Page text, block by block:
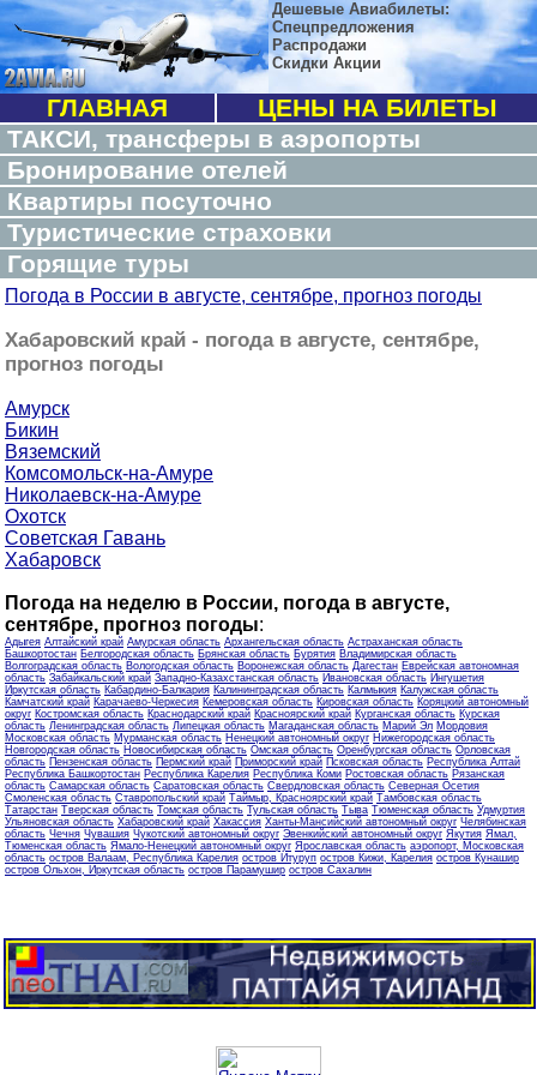
Дешевые Авиабилеты:
Спецпредложения
Распродажи
Скидки Акции
ГЛАВНАЯ
ЦЕНЫ НА БИЛЕТЫ
ТАКСИ, трансферы в аэропорты
Бронирование отелей
Квартиры посуточно
Туристические страховки
Горящие туры
Погода в России в августе, сентябре, прогноз погоды
Хабаровский край - погода в августе, сентябре,
прогноз погоды
Амурск
Бикин
Вяземский
Комсомольск-на-Амуре
Николаевск-на-Амуре
Охотск
Советская Гавань
Хабаровск
Погода на неделю в России, погода в августе,
сентябре, прогноз погоды:
Адыгея Алтайский край Амурская область Архангельская область Астраханская область
Башкортостан Белгородская область Брянская область Бурятия Владимирская область
Волгоградская область Вологодская область Воронежская область Дагестан Еврейская автономная
область Забайкальский край Западно-Казахстанская область Ивановская область Ингушетия
Иркутская область Кабардино-Балкария Калининградская область Калмыкия Калужская область
Камчатский край Карачаево-Черкесия Кемеровская область Кировская область Коряцкий автономный
округ Костромская область Краснодарский край Красноярский край Курганская область Курская
область Ленинградская область Липецкая область Магаданская область Марий Эл Мордовия
Московская область Мурманская область Ненецкий автономный округ Нижегородская область
Новгородская область Новосибирская область Омская область Оренбургская область Орловская
область Пензенская область Пермский край Приморский край Псковская область Республика Алтай
Республика Башкортостан Республика Карелия Республика Коми Ростовская область Рязанская
область Самарская область Саратовская область Свердловская область Северная Осетия
Смоленская область Ставропольский край Таймыр, Красноярский край Тамбовская область
Татарстан Тверская область Томская область Тульская область Тыва Тюменская область Удмуртия
Ульяновская область Хабаровский край Хакассия Ханты-Мансийский автономный округ Челябинская
область Чечня Чувашия Чукотский автономный округ Эвенкийский автономный округ Якутия Ямал,
Тюменская область Ямало-Ненецкий автономный округ Ярославская область аэропорт, Московская
область остров Валаам, Республика Карелия остров Итуруп остров Кижи, Карелия остров Кунашир
остров Ольхон, Иркутская область остров Парамушир остров Сахалин